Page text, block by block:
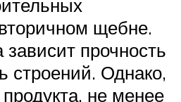
щебне.
зависит прочность
строений. Однако,
не менее